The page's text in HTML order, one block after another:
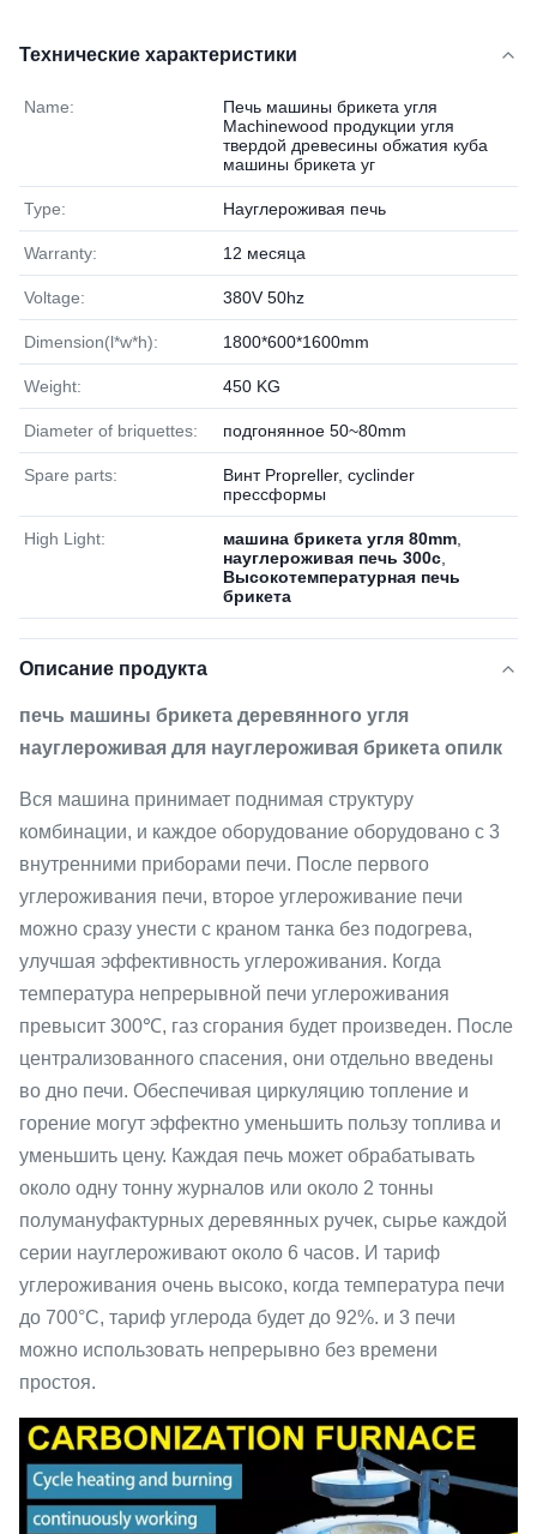
Технические характеристики
Name:
Печь машины брикета угля
Machinewood продукции угля
твердой древесины обжатия куба
машины брикета уг
Type: Науглероживая печь
Warranty: 12 месяца
Voltage: 380V 50hz
Dimension(l*w*h): 1800*600*1600mm
Weight: 450 KG
Diameter of briquettes: подгонянное 50~80mm
Spare parts:
Винт Propreller, cyclinder
прессформы
High Light: машина брикета угля 80mm
науглероживая печь 300c
Высокотемпературная печь
брикета
Описание продукта
печь машины брикета деревянного угля
науглероживая для науглероживая брикета опилк
Вся машина принимает поднимая структуру
комбинации, и каждое оборудование оборудовано с 3
внутренними приборами печи. После первого
углероживания печи, второе углероживание печи
можно сразу унести с краном танка без подогрева,
улучшая эффективность углероживания. Когда
температура непрерывной печи углероживания
превысит 300℃, газ сгорания будет произведен. После
централизованного спасения, они отдельно введены
во дно печи. Обеспечивая циркуляцию топление и
горение могут эффектно уменьшить пользу топлива и
уменьшить цену. Каждая печь может обрабатывать
около одну тонну журналов или около 2 тонны
полумануфактурных деревянных ручек, сырье каждой
серии науглероживают около 6 часов. И тариф
углероживания очень высоко, когда температура печи
до 700°C, тариф углерода будет до 92%. и 3 печи
можно использовать непрерывно без времени
простоя.